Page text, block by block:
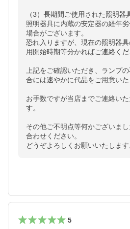
（3）長期間ご使用された照明器
照明器具に内蔵の安定器の経年
場合がございます。
恐れ入りますが、現在の照明器
用開始時期等分かればご連絡くだ
上記をご確認いただき、ランプ
合には速やかに代品をご用意いた
お手数ですが当店までご連絡い
す。
その他ご不明点等何かございま
合わせください。
どうぞよろしくお願いいたします
5